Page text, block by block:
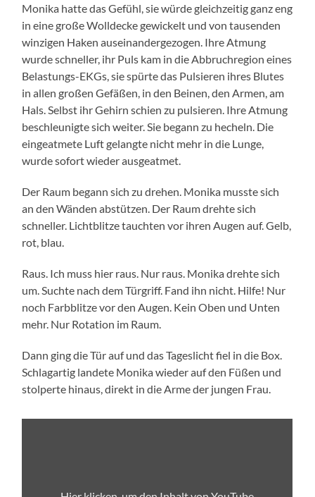
Monika hatte das Gefühl, sie würde gleichzeitig ganz eng
in eine große Wolldecke gewickelt und von tausenden
winzigen Haken auseinandergezogen. Ihre Atmung
wurde schneller, ihr Puls kam in die Abbruchregion eines
Belastungs-EKGs, sie spürte das Pulsieren ihres Blutes
in allen großen Gefäßen, in den Beinen, den Armen, am
Hals. Selbst ihr Gehirn schien zu pulsieren. Ihre Atmung
beschleunigte sich weiter. Sie begann zu hecheln. Die
eingeatmete Luft gelangte nicht mehr in die Lunge,
wurde sofort wieder ausgeatmet.
Der Raum begann sich zu drehen. Monika musste sich
an den Wänden abstützen. Der Raum drehte sich
schneller. Lichtblitze tauchten vor ihren Augen auf. Gelb,
rot, blau.
Raus. Ich muss hier raus. Nur raus. Monika drehte sich
um. Suchte nach dem Türgriff. Fand ihn nicht. Hilfe! Nur
noch Farbblitze vor den Augen. Kein Oben und Unten
mehr. Nur Rotation im Raum.
Dann ging die Tür auf und das Tageslicht fiel in die Box.
Schlagartig landete Monika wieder auf den Füßen und
stolperte hinaus, direkt in die Arme der jungen Frau.
„Bio-